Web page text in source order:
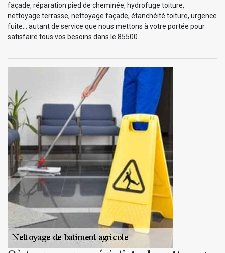
façade, réparation pied de cheminée, hydrofuge toiture,
nettoyage terrasse, nettoyage façade, étanchéité toiture, urgence
fuite… autant de service que nous mettons à votre portée pour
satisfaire tous vos besoins dans le 85500.